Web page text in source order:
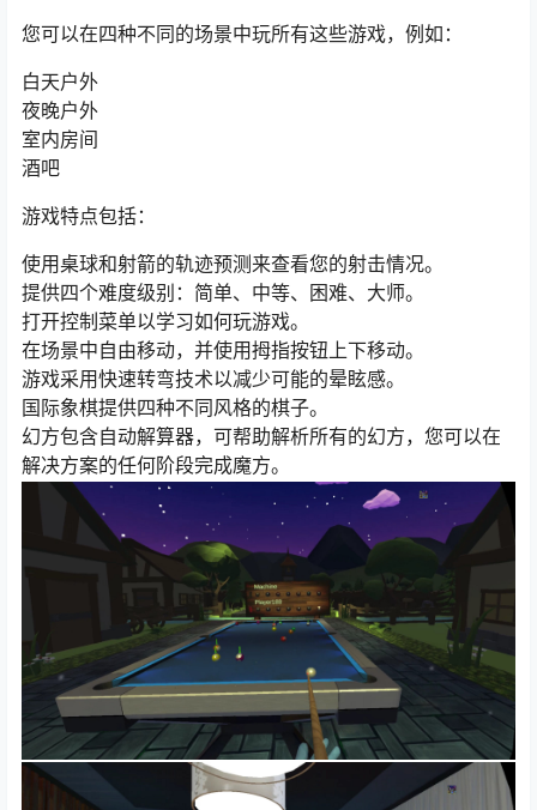
您可以在四种不同的场景中玩所有这些游戏，例如：
白天户外
夜晚户外
室内房间
酒吧
游戏特点包括：
使用桌球和射箭的轨迹预测来查看您的射击情况。
提供四个难度级别：简单、中等、困难、大师。
打开控制菜单以学习如何玩游戏。
在场景中自由移动，并使用拇指按钮上下移动。
游戏采用快速转弯技术以减少可能的晕眩感。
国际象棋提供四种不同风格的棋子。
幻方包含自动解算器，可帮助解析所有的幻方，您可以在
解决方案的任何阶段完成魔方。